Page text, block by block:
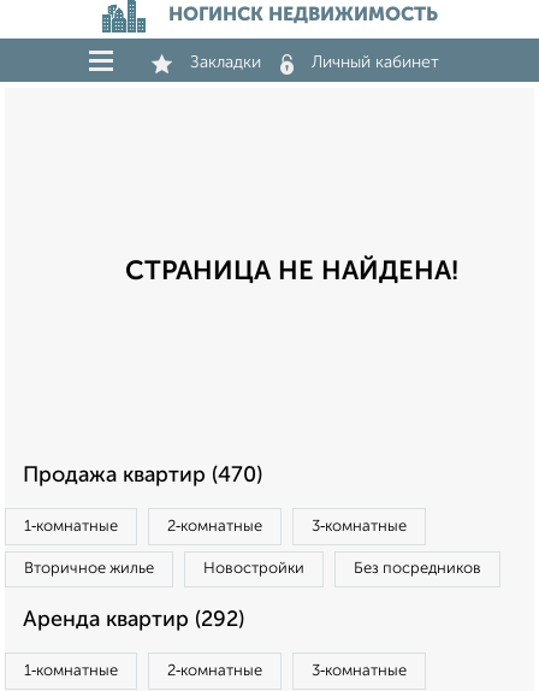
НОГИНСК НЕДВИЖИМОСТЬ
Закладки Личный кабинет
СТРАНИЦА НЕ НАЙДЕНА!
Продажа квартир (470)
1‑комнатные 2‑комнатные 3‑комнатные
Вторичное жилье Новостройки Без посредников
Аренда квартир (292)
1‑комнатные 2‑комнатные 3‑комнатные